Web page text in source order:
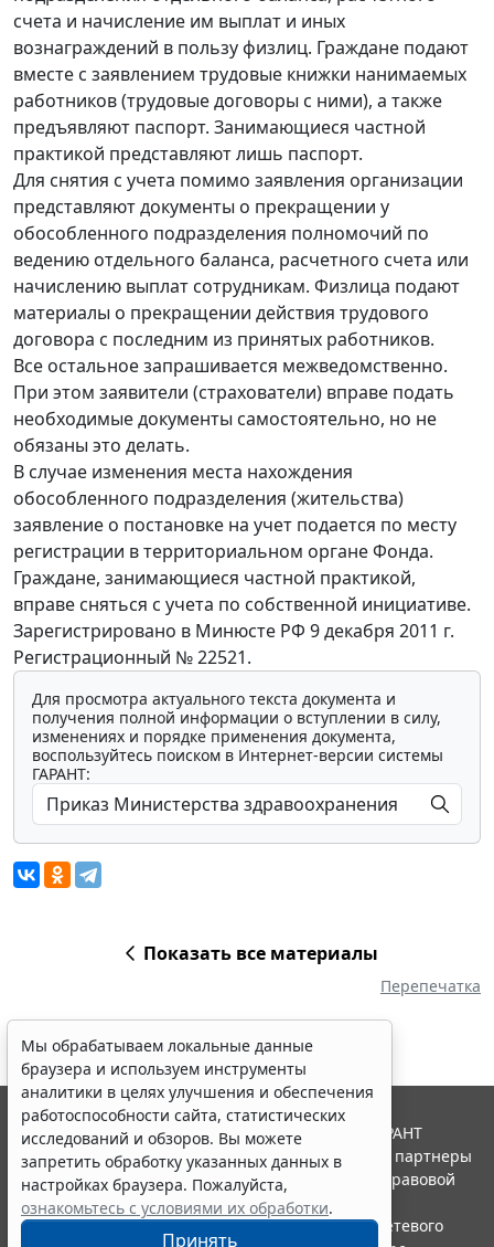
счета и начисление им выплат и иных
вознаграждений в пользу физлиц. Граждане подают
вместе с заявлением трудовые книжки нанимаемых
работников (трудовые договоры с ними), а также
предъявляют паспорт. Занимающиеся частной
практикой представляют лишь паспорт.
Для снятия с учета помимо заявления организации
представляют документы о прекращении у
обособленного подразделения полномочий по
ведению отдельного баланса, расчетного счета или
начислению выплат сотрудникам. Физлица подают
материалы о прекращении действия трудового
договора с последним из принятых работников.
Все остальное запрашивается межведомственно.
При этом заявители (страхователи) вправе подать
необходимые документы самостоятельно, но не
обязаны это делать.
В случае изменения места нахождения
обособленного подразделения (жительства)
заявление о постановке на учет подается по месту
регистрации в территориальном органе Фонда.
Граждане, занимающиеся частной практикой,
вправе сняться с учета по собственной инициативе.
Зарегистрировано в Минюсте РФ 9 декабря 2011 г.
Регистрационный № 22521.
Для просмотра актуального текста документа и
получения полной информации о вступлении в силу,
изменениях и порядке применения документа,
воспользуйтесь поиском в Интернет-версии системы
ГАРАНТ:
Показать все материалы
Перепечатка
Мы обрабатываем локальные данные
браузера и используем инструменты
аналитики в целях улучшения и обеспечения
работоспособности сайта, статистических
исследований и обзоров. Вы можете
запретить обработку указанных данных в
настройках браузера. Пожалуйста,
ознакомьтесь с условиями их обработки.
Принять
© ООО "НПП "ГАРАНТ-СЕРВИС", 2026. Система ГАРАНТ
выпускается с 1990 года. Компания "Гарант" и ее партнеры
являются участниками Российской ассоциации правовой
информации ГАРАНТ.
Портал ГАРАНТ.РУ зарегистрирован в качестве сетевого